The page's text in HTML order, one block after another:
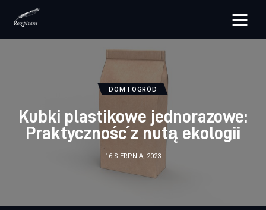
rozpisane.pl
Zdrowie
Uroda
Dom i ogród
DOM I OGRÓD
Kubki plastikowe jednorazowe:
Praktyczność z nutą ekologii
16 SIERPNIA, 2023